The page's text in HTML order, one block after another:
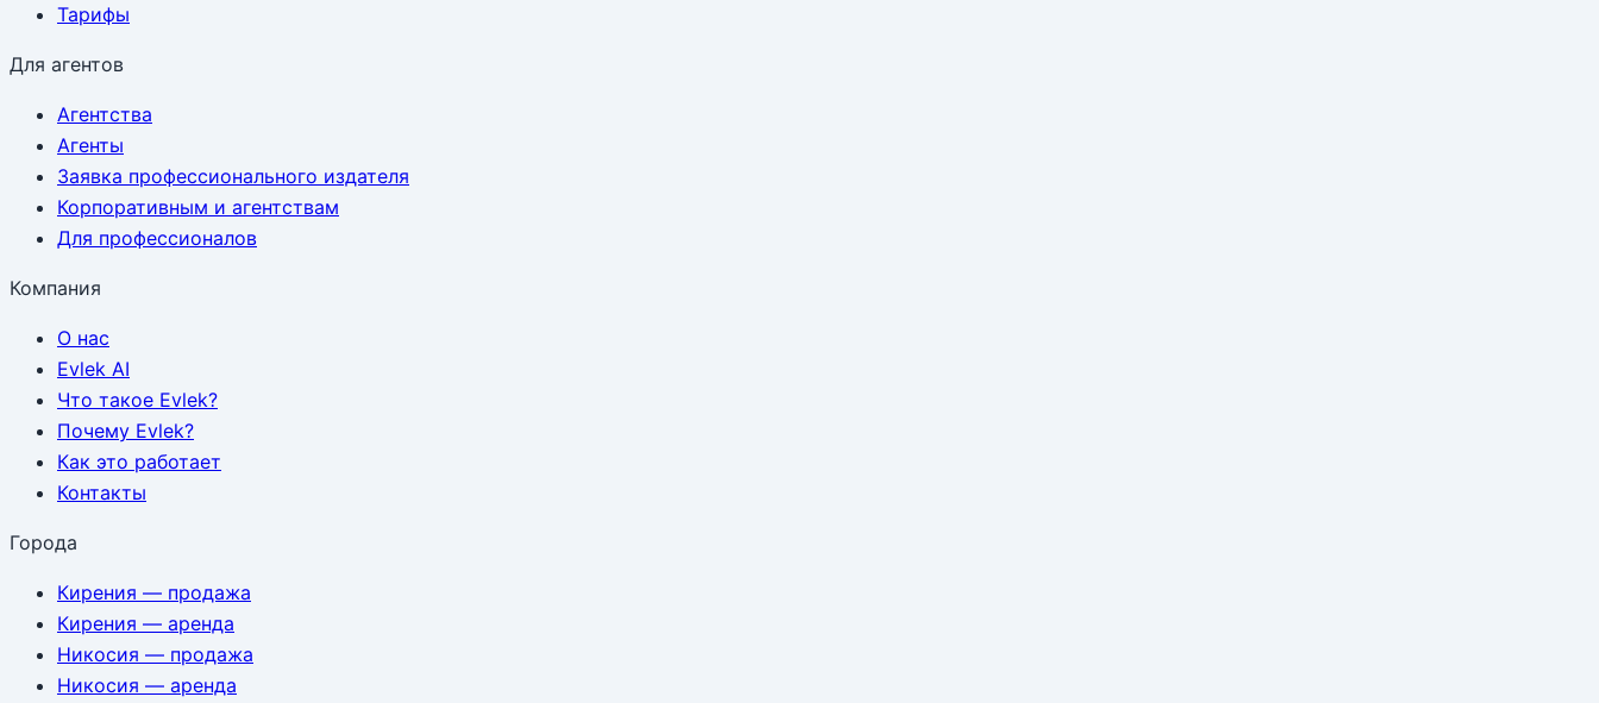
Тарифы
Для агентов
Агентства
Агенты
Заявка профессионального издателя
Корпоративным и агентствам
Для профессионалов
Компания
О нас
Evlek AI
Что такое Evlek?
Почему Evlek?
Как это работает
Контакты
Города
Кирения — продажа
Кирения — аренда
Никосия — продажа
Никосия — аренда